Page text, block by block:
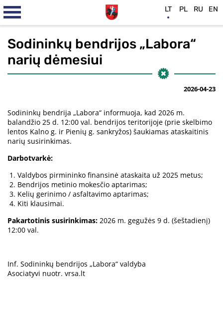
Sodininkų bendrijos „Labora“
narių dėmesiui
2026-04-23
Sodininkų bendrija „Labora“ informuoja, kad 2026 m.
balandžio 25 d. 12:00 val. bendrijos teritorijoje (prie skelbimo
lentos Kalno g. ir Pienių g. sankryžos) šaukiamas ataskaitinis
narių susirinkimas.
Darbotvarkė:
Valdybos pirmininko finansinė ataskaita už 2025 metus;
Bendrijos metinio mokesčio aptarimas;
Kelių gerinimo / asfaltavimo aptarimas;
Kiti klausimai.
Pakartotinis susirinkimas: 2026 m. gegužės 9 d. (šeštadienį)
12:00 val.
Inf. Sodininkų bendrijos „Labora“ valdyba
Asociatyvi nuotr. vrsa.lt
LT PL RU EN